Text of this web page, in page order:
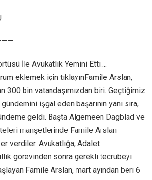
İle Avukatlık Yemini Etti….
eklemek için tıklayınFamile Arslan,
300 bin vatandaşımızdan biri. Geçtiğimiz
işgal eden başarının yanı sıra,
geldi. Başta Algemeen Dagblad ve
manşetlerinde Famile Arslan
verdiler. Avukatlığa, Adalet
görevinden sonra gerekli tecrübeyi
Famile Arslan, mart ayından beri 6